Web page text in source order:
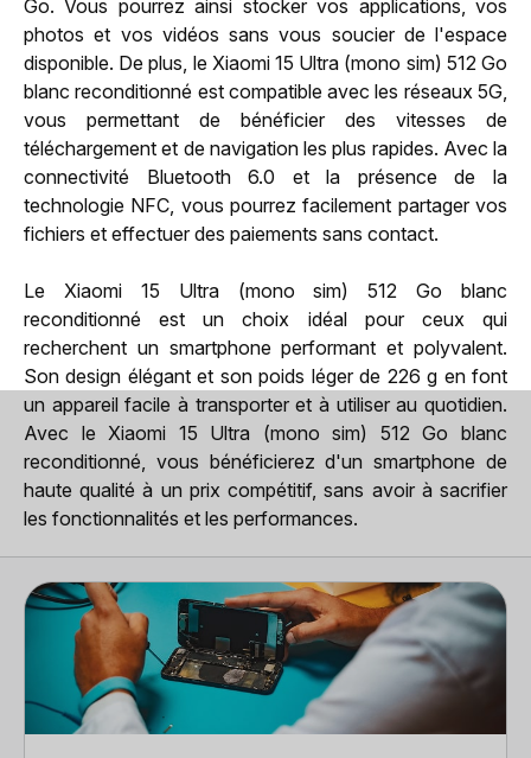
Go. Vous pourrez ainsi stocker vos applications, vos
photos et vos vidéos sans vous soucier de l'espace
disponible. De plus, le Xiaomi 15 Ultra (mono sim) 512 Go
blanc reconditionné est compatible avec les réseaux 5G,
vous permettant de bénéficier des vitesses de
téléchargement et de navigation les plus rapides. Avec la
connectivité Bluetooth 6.0 et la présence de la
technologie NFC, vous pourrez facilement partager vos
fichiers et effectuer des paiements sans contact.
Le Xiaomi 15 Ultra (mono sim) 512 Go blanc
reconditionné est un choix idéal pour ceux qui
recherchent un smartphone performant et polyvalent.
Son design élégant et son poids léger de 226 g en font
un appareil facile à transporter et à utiliser au quotidien.
Avec le Xiaomi 15 Ultra (mono sim) 512 Go blanc
reconditionné, vous bénéficierez d'un smartphone de
haute qualité à un prix compétitif, sans avoir à sacrifier
les fonctionnalités et les performances.